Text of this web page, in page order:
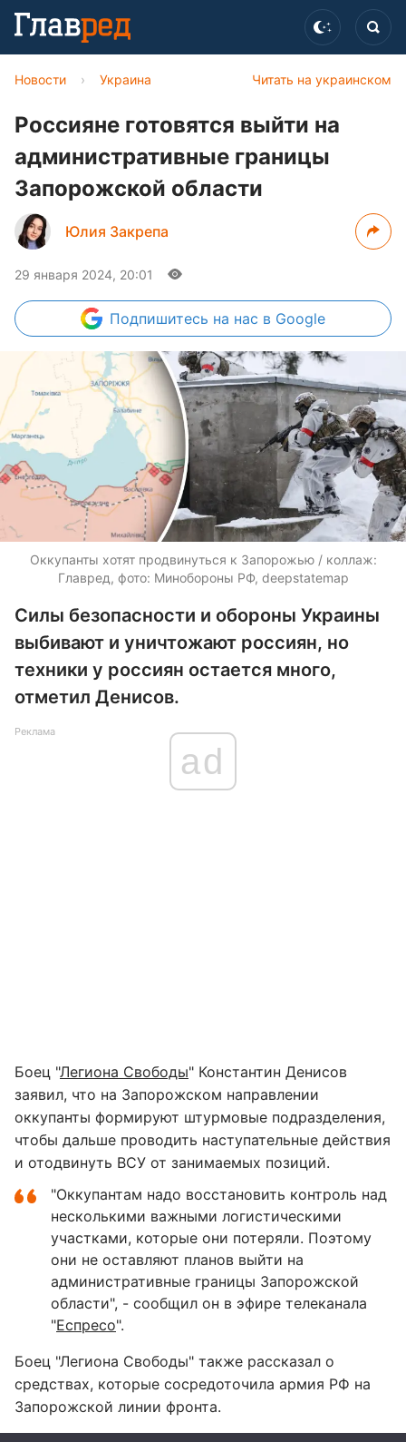
Читать на украинском
Новости › Украина
Россияне готовятся выйти на
административные границы
Запорожской области
Юлия Закрепа
29 января 2024, 20:01
Подпишитесь на нас в Google
Оккупанты хотят продвинуться к Запорожью / коллаж:
Главред, фото: Минобороны РФ, deepstatemap
Силы безопасности и обороны Украины
выбивают и уничтожают россиян, но
техники у россиян остается много,
отметил Денисов.
Реклама
ad
Боец "Легиона Свободы" Константин Денисов
заявил, что на Запорожском направлении
оккупанты формируют штурмовые подразделения,
чтобы дальше проводить наступательные действия
и отодвинуть ВСУ от занимаемых позиций.
"Оккупантам надо восстановить контроль над
несколькими важными логистическими
участками, которые они потеряли. Поэтому
они не оставляют планов выйти на
административные границы Запорожской
области", - сообщил он в эфире телеканала
"Еспресо".
Боец "Легиона Свободы" также рассказал о
средствах, которые сосредоточила армия РФ на
Запорожской линии фронта.